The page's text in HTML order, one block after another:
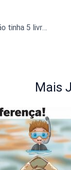
Olimpíadas de Matemática: João tinha 5 livros, Maria tinha 10. Quem é o marido de Cláudia?
Mais